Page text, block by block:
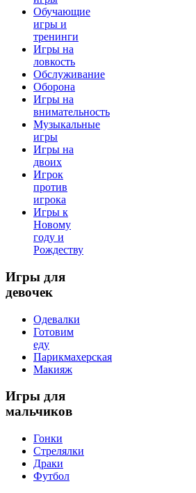
Обучающие
игры и
тренинги
Игры на
ловкость
Обслуживание
Оборона
Игры на
внимательность
Музыкальные
игры
Игры на
двоих
Игрок
против
игрока
Игры к
Новому
году и
Рождеству
Игры для
девочек
Одевалки
Готовим
еду
Парикмахерская
Макияж
Игры для
мальчиков
Гонки
Стрелялки
Драки
Футбол